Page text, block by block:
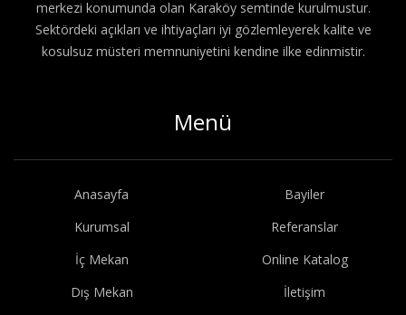
merkezi konumunda olan Karaköy semtinde kurulmustur.
Sektördeki açıkları ve ihtiyaçları iyi gözlemleyerek kalite ve
kosulsuz müsteri memnuniyetini kendine ilke edinmistir.
Menü
Anasayfa
Kurumsal
İç Mekan
Dış Mekan
Bayiler
Referanslar
Online Katalog
İletişim